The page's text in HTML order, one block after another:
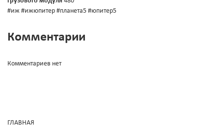
#иж #ижюпитер #планета5 #юпитер5
Комментарии
Комментариев нет
ГЛАВНАЯ